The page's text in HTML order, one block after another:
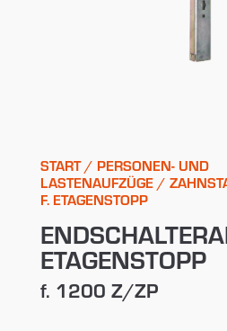
START/ PERSONEN- UND
LASTENAUFZÜGE/
F. ETAGENSTOPP
ETAGENSTOPP
f. 1200 Z/ZP